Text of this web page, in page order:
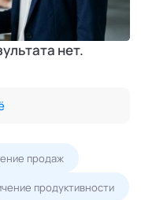
нет.
продаж
продуктивности